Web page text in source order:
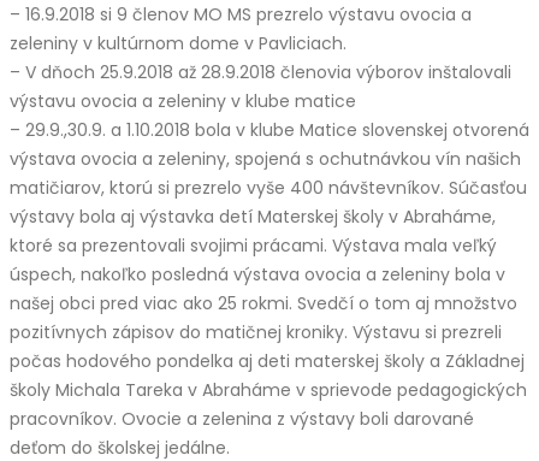
– 16.9.2018 si 9 členov MO MS prezrelo výstavu ovocia a
zeleniny v kultúrnom dome v Pavliciach.
– V dňoch 25.9.2018 až 28.9.2018 členovia výborov inštalovali
výstavu ovocia a zeleniny v klube matice
– 29.9.,30.9. a 1.10.2018 bola v klube Matice slovenskej otvorená
výstava ovocia a zeleniny, spojená s ochutnávkou vín našich
matičiarov, ktorú si prezrelo vyše 400 návštevníkov. Súčasťou
výstavy bola aj výstavka detí Materskej školy v Abraháme,
ktoré sa prezentovali svojimi prácami. Výstava mala veľký
úspech, nakoľko posledná výstava ovocia a zeleniny bola v
našej obci pred viac ako 25 rokmi. Svedčí o tom aj množstvo
pozitívnych zápisov do matičnej kroniky. Výstavu si prezreli
počas hodového pondelka aj deti materskej školy a Základnej
školy Michala Tareka v Abraháme v sprievode pedagogických
pracovníkov. Ovocie a zelenina z výstavy boli darované
deťom do školskej jedálne.